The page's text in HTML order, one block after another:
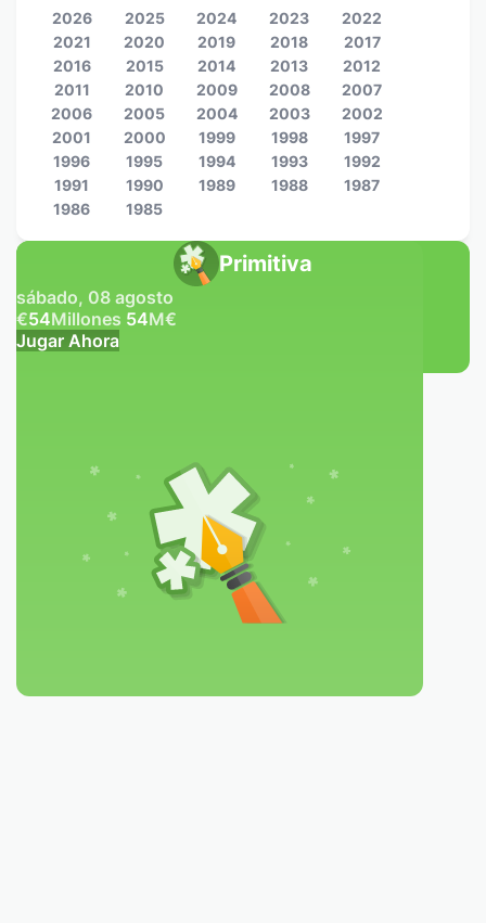
Primitiva
sábado, 08 agosto
€54Millones 54M€
Jugar Ahora
2026 2025 2024 2023
2022
2021
2020 2019 2018
2017
2016
2015 2014 2013
2012
2011
2010 2009 2008
2007
2006
2005 2004 2003
2002
2001
2000 1999 1998
1997
1996
1995 1994 1993
1992
1991
1990 1989 1988
1987
1986
1985